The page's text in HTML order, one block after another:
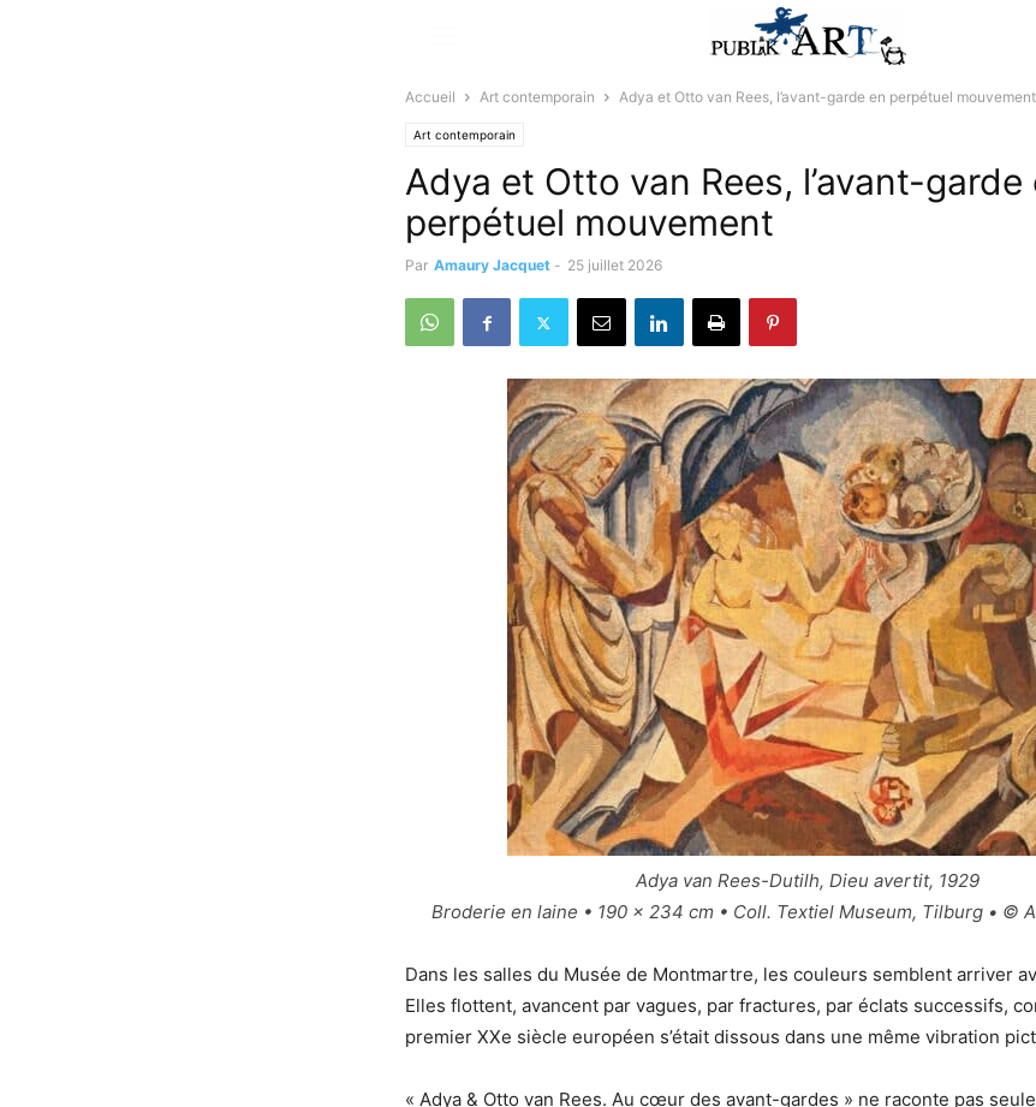
Accueil Art contemporain Adya et Otto van Rees, l’avant-garde en perpétuel mouvement
Art contemporain
Adya et Otto van Rees, l’avant-garde
perpétuel mouvement
Par Amaury Jacquet - 25 juillet 2026
Adya van Rees-Dutilh, Dieu avertit, 1929
Broderie en laine • 190 × 234 cm • Coll. Textiel Museum, Tilburg • ©
Dans les salles du Musée de Montmartre, les couleurs semblent arriver
Elles flottent, avancent par vagues, par fractures, par éclats successifs,
premier XXe siècle européen s’était dissous dans une même vibration
« Adya & Otto van Rees. Au cœur des avant-gardes » ne raconte pas